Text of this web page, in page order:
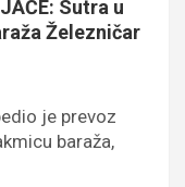
Sutra u
Železničar
je prevoz
baraža,